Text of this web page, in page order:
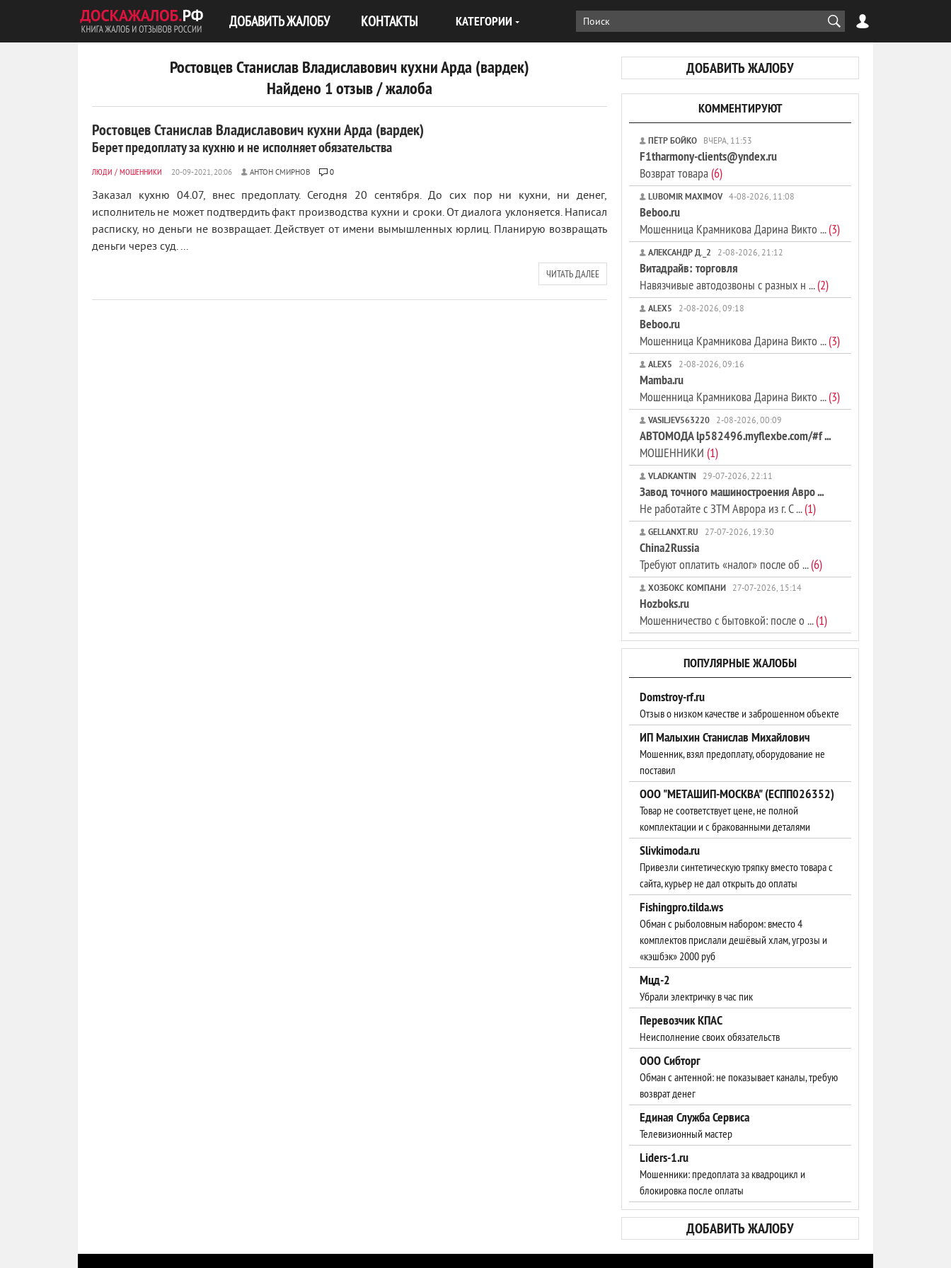
ДОБАВИТЬ ЖАЛОБУ КОНТАКТЫ КАТЕГОРИИ
ДОБАВИТЬ ЖАЛОБУ
Ростовцев Станислав Владиславович кухни Арда (вардек)
Найдено 1 отзыв / жалоба
Ростовцев Станислав Владиславович кухни Арда (вардек)
Берет предоплату за кухню и не исполняет обязательства
ЛЮДИ / МОШЕННИКИ АНТОН СМИРНОВ 0
Заказал кухню 04.07, внес предоплату. Сегодня 20 сентября. До сих пор ни кухни, ни денег,
исполнитель не может подтвердить факт производства кухни и сроки. От диалога уклоняется. Написал
расписку, но деньги не возвращает. Действует от имени вымышленных юрлиц. Планирую возвращать
деньги через суд. ...
ЧИТАТЬ ДАЛЕЕ
КОММЕНТИРУЮТ
ПЁТР БОЙКО ВЧЕРА, 11:53
F1tharmony-clients@yndex.ru
Возврат товара(6)
LUBOMIR MAXIMOV 4-08-2026, 11:08
Beboo.ru
Мошенница Крамникова Дарина Викто ...(3)
АЛЕКСАНДР Д._2 2-08-2026, 21:12
Витадрайв: торговля
Навязчивые автодозвоны с разных н ...(2)
ALEX5 2-08-2026, 09:18
Beboo.ru
Мошенница Крамникова Дарина Викто ...(3)
ALEX5 2-08-2026, 09:16
Mamba.ru
Мошенница Крамникова Дарина Викто ...(3)
VASILJEV563220 2-08-2026, 00:09
АВТОМОДА lp582496.myflexbe.com/#f ...
МОШЕННИКИ (1)
VLADKANTIN 29-07-2026, 22:11
Завод точного машиностроения Авро ...
Не работайте с ЗТМ Аврора из г. С ...(1)
GELLANXT.RU 27-07-2026, 19:30
China2Russia
Требуют оплатить «налог» после об ...(6)
ХОЗБОКС КОМПАНИ 27-07-2026, 15:14
Hozboks.ru
Мошенничество с бытовкой: после о ...(1)
ПОПУЛЯРНЫЕ ЖАЛОБЫ
Domstroy-rf.ru
Отзыв о низком качестве и заброшенном объекте
ИП Малыхин Станислав Михайлович
Мошенник, взял предоплату, оборудование не
поставил
ООО "МЕТАШИП-МОСКВА" (ЕСПП026352)
Товар не соответствует цене, не полной
комплектации и с бракованными деталями
Slivkimoda.ru
Привезли синтетическую тряпку вместо товара с
сайта, курьер не дал открыть до оплаты
Fishingpro.tilda.ws
Обман с рыболовным набором: вместо 4
комплектов прислали дешёвый хлам, угрозы и
«кэшбэк» 2000 руб
Мцд-2
Убрали электричку в час пик
Перевозчик КПАС
Неисполнение своих обязательств
ООО Сибторг
Обман с антенной: не показывает каналы, требую
возврат денег
Единая Служба Сервиса
Телевизионный мастер
Liders-1.ru
Мошенники: предоплата за квадроцикл и
блокировка после оплаты
ДОБАВИТЬ ЖАЛОБУ